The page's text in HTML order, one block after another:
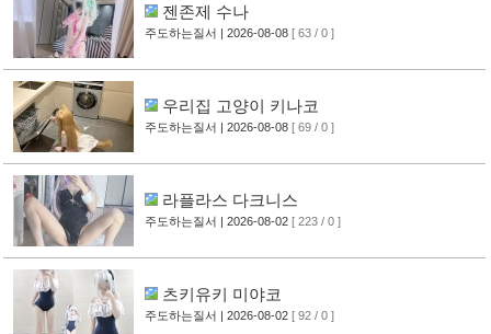
젠존제 수나
주도하는질서 | 2026-08-08 [ 63 / 0 ]
우리집 고양이 키나코
주도하는질서 | 2026-08-08 [ 69 / 0 ]
라플라스 다크니스
주도하는질서 | 2026-08-02 [ 223 / 0 ]
츠키유키 미야코
주도하는질서 | 2026-08-02 [ 92 / 0 ]